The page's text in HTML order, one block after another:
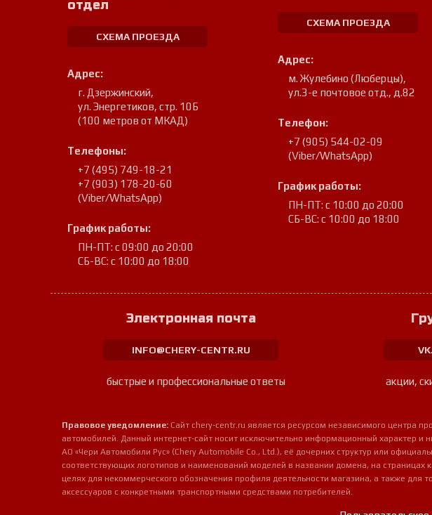
отдел
СХЕМА ПРОЕЗДА
Адрес:
г. Дзержинский,
ул. Энергетиков, стр. 10Б
(100 метров от МКАД)
Телефоны:
+7 (495) 749-18-21
+7 (903) 178-20-60
(Viber/WhatsApp)
График работы:
ПН-ПТ: с 09:00 до 20:00
СБ-ВС: с 10:00 до 18:00
СХЕМА ПРОЕЗДА
Адрес:
м. Жулебино (Люберцы),
ул.3-е почтовое отд., д.82
Телефон:
+7 (905) 544-02-09
(Viber/WhatsApp)
График работы:
ПН-ПТ: с 10:00 до 20:00
СБ-ВС: с 10:00 до 18:00
Электронная почта
INFO@CHERY-CENTR.RU
быстрые и профессиональные ответы акции,
Правовое уведомление: Сайт chery-centr.ru является ресурсом независимого центра
автомобилей. Данный интернет-сайт носит исключительно информационный характер
АО «Чери Автомобили Рус» (Chery Automobile Co., Ltd.), её дочерних структур или
соответствующих логотипов и наименований моделей в названии домена, на
целях для некоммерческого обозначения профиля деятельности магазина, а также
аксессуаров с конкретными транспортными средствами потребителей.